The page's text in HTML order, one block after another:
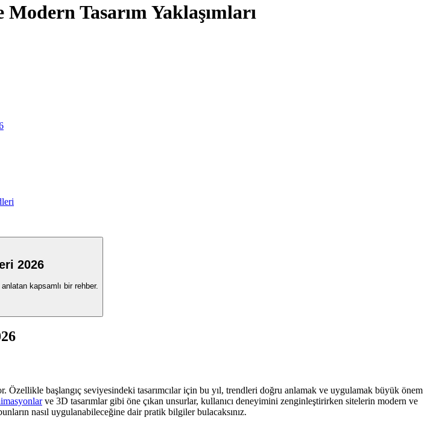
Tasarım Yaklaşımları
2026
kapsamlı bir rehber.
Özellikle başlangıç seviyesindeki tasarımcılar için bu yıl, trendleri doğru anlamak ve uygulamak büyük önem
ve 3D tasarımlar gibi öne çıkan unsurlar, kullanıcı deneyimini zenginleştirirken sitelerin modern ve
nasıl uygulanabileceğine dair pratik bilgiler bulacaksınız.